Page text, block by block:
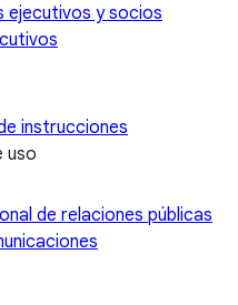
ejecutivos y socios
instrucciones
uso
de relaciones públicas